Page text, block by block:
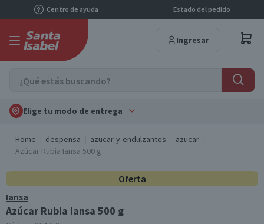
Centro de ayuda Estado del pedido
Ingresar
Elige tu modo de entrega
Home despensa azucar-y-endulzantes
azucar
Azúcar Rubia Iansa 500 g
Oferta
Iansa
Azúcar Rubia Iansa 500 g